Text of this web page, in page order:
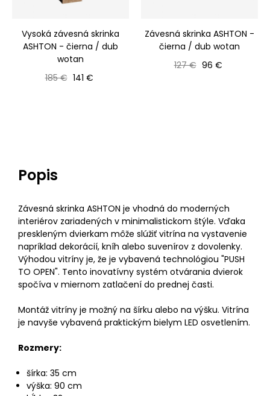
Vysoká závesná skrinka
ASHTON - čierna / dub
wotan
Bežná cena
185 € Cena
141 €
Závesná skrinka ASHTON -
čierna / dub wotan
Bežná cena
127 € Cena
96 €
Popis
Závesná skrinka ASHTON je vhodná do moderných
interiérov zariadených v minimalistickom štýle. Vďaka
preskleným dvierkam môže slúžiť vitrína na vystavenie
napríklad dekorácií, kníh alebo suvenírov z dovolenky.
Výhodou vitríny je, že je vybavená technológiou "PUSH
TO OPEN". Tento inovatívny systém otvárania dvierok
spočíva v miernom zatlačení do prednej časti.
Montáž vitríny je možný na šírku alebo na výšku. Vitrína
je navyše vybavená praktickým bielym LED osvetlením.
Rozmery:
šírka: 35 cm
výška: 90 cm